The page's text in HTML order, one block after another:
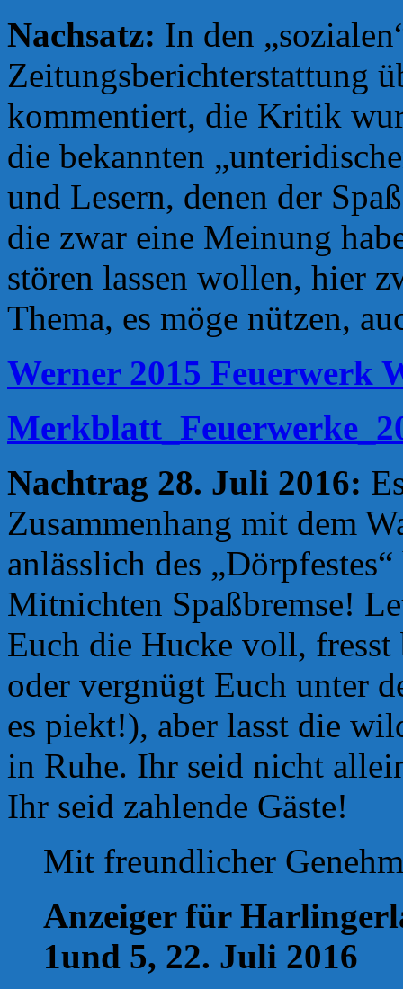
Nachsatz: In den
Zeitungsberichterstattung
kommentiert, die Kritik
die bekannten
und Lesern, denen der
die zwar eine Meinung
stören lassen wollen, hier
Thema, es möge nützen,
Werner 2015 Feuerwerk
Nachtrag 28. Juli 2016:
Zusammenhang mit dem
anlässlich des
Mitnichten Spaßbremse!
Euch die Hucke voll,
oder vergnügt Euch unter
es piekt!), aber lasst die
in Ruhe. Ihr seid nicht
Ihr seid zahlende Gäste!
Mit freundlicher
Anzeiger für
1und 5, 22. Juli 2016